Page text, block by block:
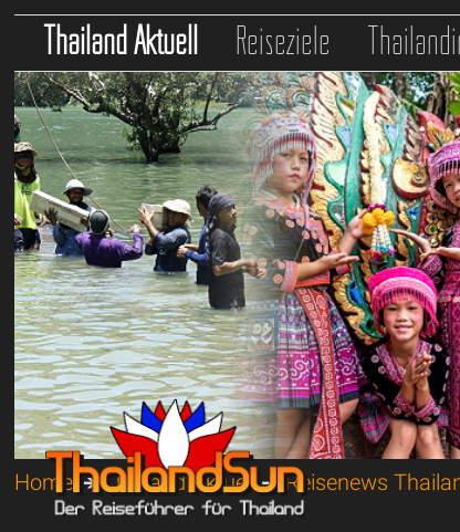
Thailand Aktuell Reiseziele
Home➔Thailand Aktuell➔Reisenews